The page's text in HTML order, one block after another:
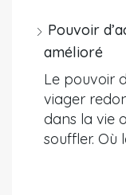
Pouvoir
amélioré
Le pouvoir
viager
dans la vie
souffler. Où